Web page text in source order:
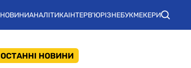
НОВИНИАНАЛІТИКАІНТЕРВ'ЮРІЗНЕБУКМЕКЕРИ
ОСТАННІ НОВИНИ